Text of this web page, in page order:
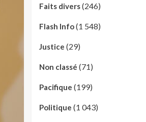
Faits divers(246)
Flash Info(1 548)
Justice (29)
Non classé (71)
Pacifique (199)
Politique (1 043)